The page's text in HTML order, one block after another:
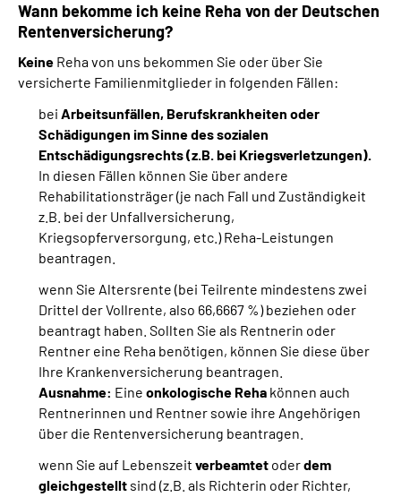
Wann bekomme ich keine Reha von der Deutschen
Rentenversicherung?
Keine Reha von uns bekommen Sie oder über Sie
versicherte Familienmitglieder in folgenden Fällen:
bei Arbeitsunfällen, Berufskrankheiten oder
Schädigungen im Sinne des sozialen
Entschädigungsrechts (z.B. bei Kriegsverletzungen).
In diesen Fällen können Sie über andere
Rehabilitationsträger (je nach Fall und Zuständigkeit
z.B. bei der Unfallversicherung,
Kriegsopferversorgung, etc.) Reha-Leistungen
beantragen.
wenn Sie Altersrente (bei Teilrente mindestens zwei
Drittel der Vollrente, also 66,6667 %) beziehen oder
beantragt haben. Sollten Sie als Rentnerin oder
Rentner eine Reha benötigen, können Sie diese über
Ihre Krankenversicherung beantragen.
Ausnahme: Eine onkologische Reha können auch
Rentnerinnen und Rentner sowie ihre Angehörigen
über die Rentenversicherung beantragen.
wenn Sie auf Lebenszeit verbeamtet oderdem
gleichgestellt sind (z.B. als Richterin oder Richter,